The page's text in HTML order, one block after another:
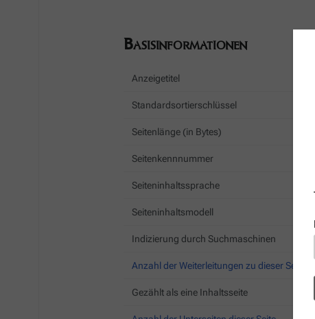
Basisinformationen
Anzeigetitel
Standardsortierschlüssel
Seitenlänge (in Bytes)
Seitenkennnummer
Seiteninhaltssprache
Seiteninhaltsmodell
Indizierung durch Suchmaschinen
Anzahl der Weiterleitungen zu dieser Seite
Gezählt als eine Inhaltsseite